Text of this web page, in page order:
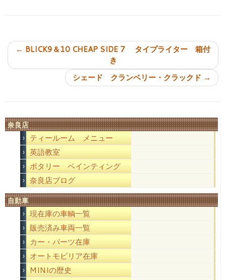
← BLICK9＆10 CHEAP SIDE 7 タイプライター 箱付
き
シェード クランベリー・クラックド →
奈良店
ティールーム メニュー
英語教室
ポタリー ペインティング
奈良店ブログ
自動車
現在庫の車輌一覧
販売済み車両一覧
カー・パーツ在庫
オートモビリア在庫
MINIの歴史